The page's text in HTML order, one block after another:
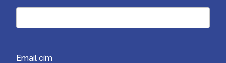
Email cím